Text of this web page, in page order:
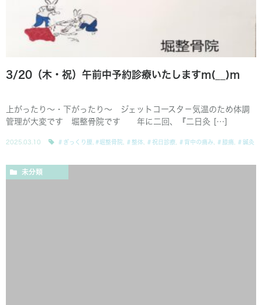
3/20（木・祝）午前中予約診療いたしますm(__)m
上がったり〜・下がったり〜 ジェットコースタ－気温のため体調
管理が大変です 堀整骨院です 年に二回、『二日灸 […]
2025.03.10 ＃ぎっくり腰 #堀整骨院 ＃整体 ＃祝日診療 ＃背中の痛み ＃膝痛 ＃鍼灸
未分類